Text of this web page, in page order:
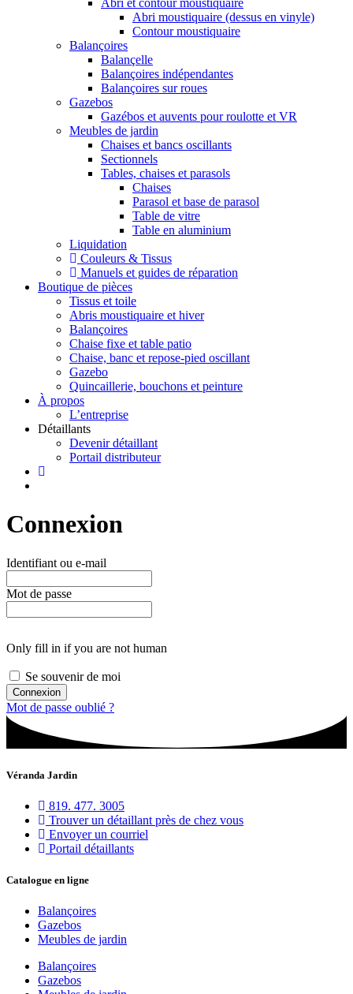
Abri et contour moustiquaire
Abri moustiquaire (dessus en vinyle)
Contour moustiquaire
Balançoires
Balançelle
Balançoires indépendantes
Balançoires sur roues
Gazebos
Gazébos et auvents pour roulotte et VR
Meubles de jardin
Chaises et bancs oscillants
Sectionnels
Tables, chaises et parasols
Chaises
Parasol et base de parasol
Table de vitre
Table en aluminium
Liquidation
Couleurs & Tissus
Manuels et guides de réparation
Boutique de pièces
Tissus et toile
Abris moustiquaire et hiver
Balançoires
Chaise fixe et table patio
Chaise, banc et repose-pied oscillant
Gazebo
Quincaillerie, bouchons et peinture
À propos
L’entreprise
Détaillants
Devenir détaillant
Portail distributeur
Connexion
Identifiant ou e-mail
Mot de passe
Only fill in if you are not human
Se souvenir de moi
Mot de passe oublié ?
Véranda Jardin
819. 477. 3005
Trouver un détaillant près de chez vous
Envoyer un courriel
Portail détaillants
Catalogue en ligne
Balançoires
Gazebos
Meubles de jardin
Balançoires
Gazebos